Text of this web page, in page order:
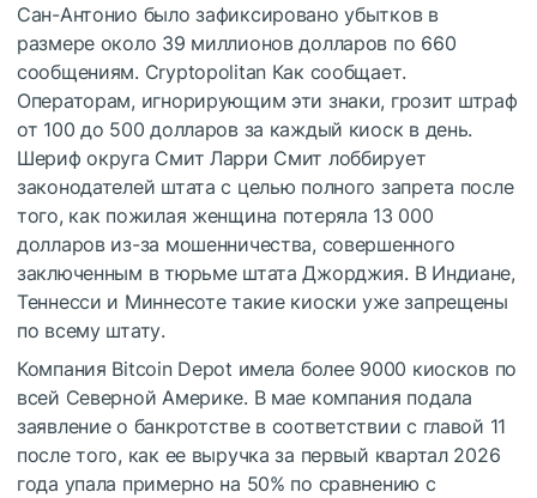
Сан-Антонио было зафиксировано убытков в
размере около 39 миллионов долларов по 660
сообщениям. Cryptopolitan Как сообщает.
Операторам, игнорирующим эти знаки, грозит штраф
от 100 до 500 долларов за каждый киоск в день.
Шериф округа Смит Ларри Смит лоббирует
законодателей штата с целью полного запрета после
того, как пожилая женщина потеряла 13 000
долларов из-за мошенничества, совершенного
заключенным в тюрьме штата Джорджия. В Индиане,
Теннесси и Миннесоте такие киоски уже запрещены
по всему штату.
Компания Bitcoin Depot имела более 9000 киосков по
всей Северной Америке. В мае компания подала
заявление о банкротстве в соответствии с главой 11
после того, как ее выручка за первый квартал 2026
года упала примерно на 50% по сравнению с